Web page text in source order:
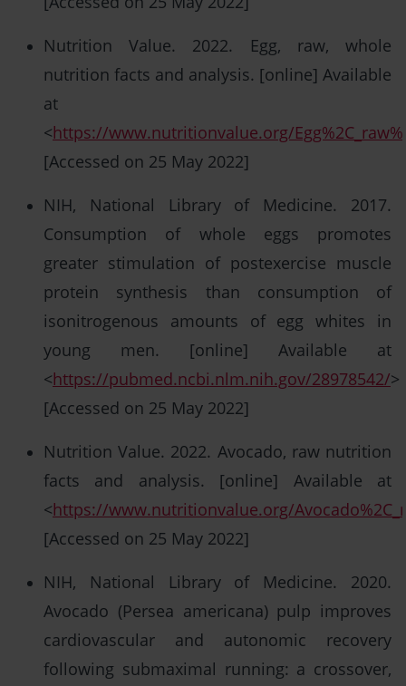
Nutrition Value. 2022. Egg, raw, whole
nutrition facts and analysis. [online] Available
at
<https://www.nutritionvalue.org/
[Accessed on 25 May 2022]
NIH, National Library of Medicine. 2017.
Consumption of whole eggs promotes
greater stimulation of postexercise muscle
protein synthesis than consumption of
isonitrogenous amounts of egg whites in
young men. [online] Available at
<https://pubmed.ncbi.nlm.nih.gov/28978542/>
[Accessed on 25 May 2022]
Nutrition Value. 2022. Avocado, raw nutrition
facts and analysis. [online] Available at
<https://www.nutritionvalue.org/
[Accessed on 25 May 2022]
NIH, National Library of Medicine. 2020.
Avocado (Persea americana) pulp improves
cardiovascular and autonomic recovery
following submaximal running: a crossover,